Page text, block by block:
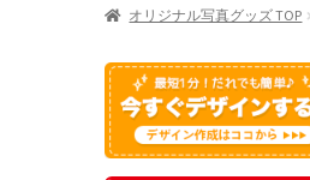
オリジナル写真グッズ TOP